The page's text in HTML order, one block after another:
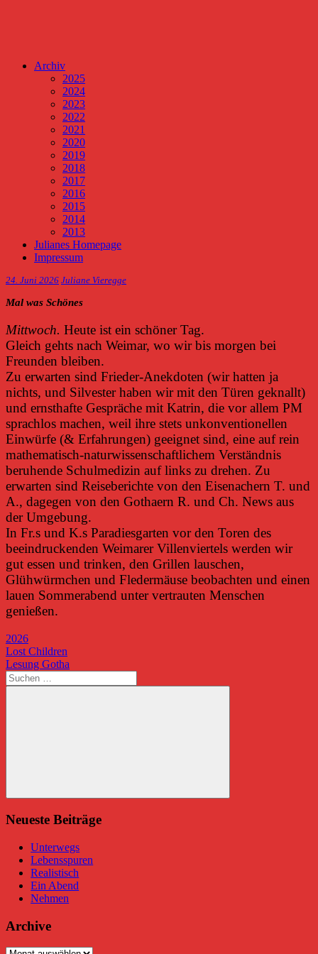
Archiv
2025
2024
2023
2022
2021
2020
2019
2018
2017
2016
2015
2014
2013
Julianes Homepage
Impressum
24. Juni 2026 Juliane Vieregge
Mal was Schönes
Mittwoch. Heute ist ein schöner Tag.
Gleich gehts nach Weimar, wo wir bis morgen bei
Freunden bleiben.
Zu erwarten sind Frieder-Anekdoten (wir hatten ja
nichts, und Silvester haben wir mit den Türen geknallt)
und ernsthafte Gespräche mit Katrin, die vor allem PM
sprachlos machen, weil ihre stets unkonventionellen
Einwürfe (& Erfahrungen) geeignet sind, eine auf rein
mathematisch-naturwissenschaftlichem Verständnis
beruhende Schulmedizin auf links zu drehen. Zu
erwarten sind Reiseberichte von den Eisenachern T. und
A., dagegen von den Gothaern R. und Ch. News aus
der Umgebung.
In Fr.s und K.s Paradiesgarten vor den Toren des
beeindruckenden Weimarer Villenviertels werden wir
gut essen und trinken, den Grillen lauschen,
Glühwürmchen und Fledermäuse beobachten und einen
lauen Sommerabend unter vertrauten Menschen
genießen.
2026
Beitragsnavigation
Vorheriger
Beitrag:
Lost Children
Nächster
Beitrag:
Lesung Gotha
Suchen
nach:
Suchen
Neueste Beiträge
Unterwegs
Lebensspuren
Realistisch
Ein Abend
Nehmen
Archive